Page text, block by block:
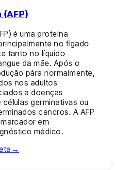
é uma proteína
no fígado
tanto no líquido
da mãe. Após o
pára normalmente,
nos adultos
a doenças
germinativas ou
cancros. A AFP
em
médico.
→